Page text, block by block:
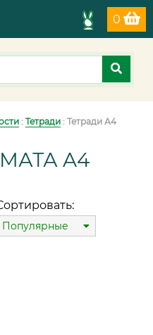
0
: Тетради : Тетради А4
A4
Популярные